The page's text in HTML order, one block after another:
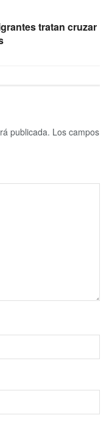
tratan cruzar
publicada. Los campos